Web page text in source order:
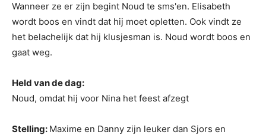
Wanneer ze er zijn begint Noud te sms'en. Elisabeth
wordt boos en vindt dat hij moet opletten. Ook vindt ze
het belachelijk dat hij klusjesman is. Noud wordt boos en
gaat weg.
Held van de dag:
Noud, omdat hij voor Nina het feest afzegt
Stelling: Maxime en Danny zijn leuker dan Sjors en